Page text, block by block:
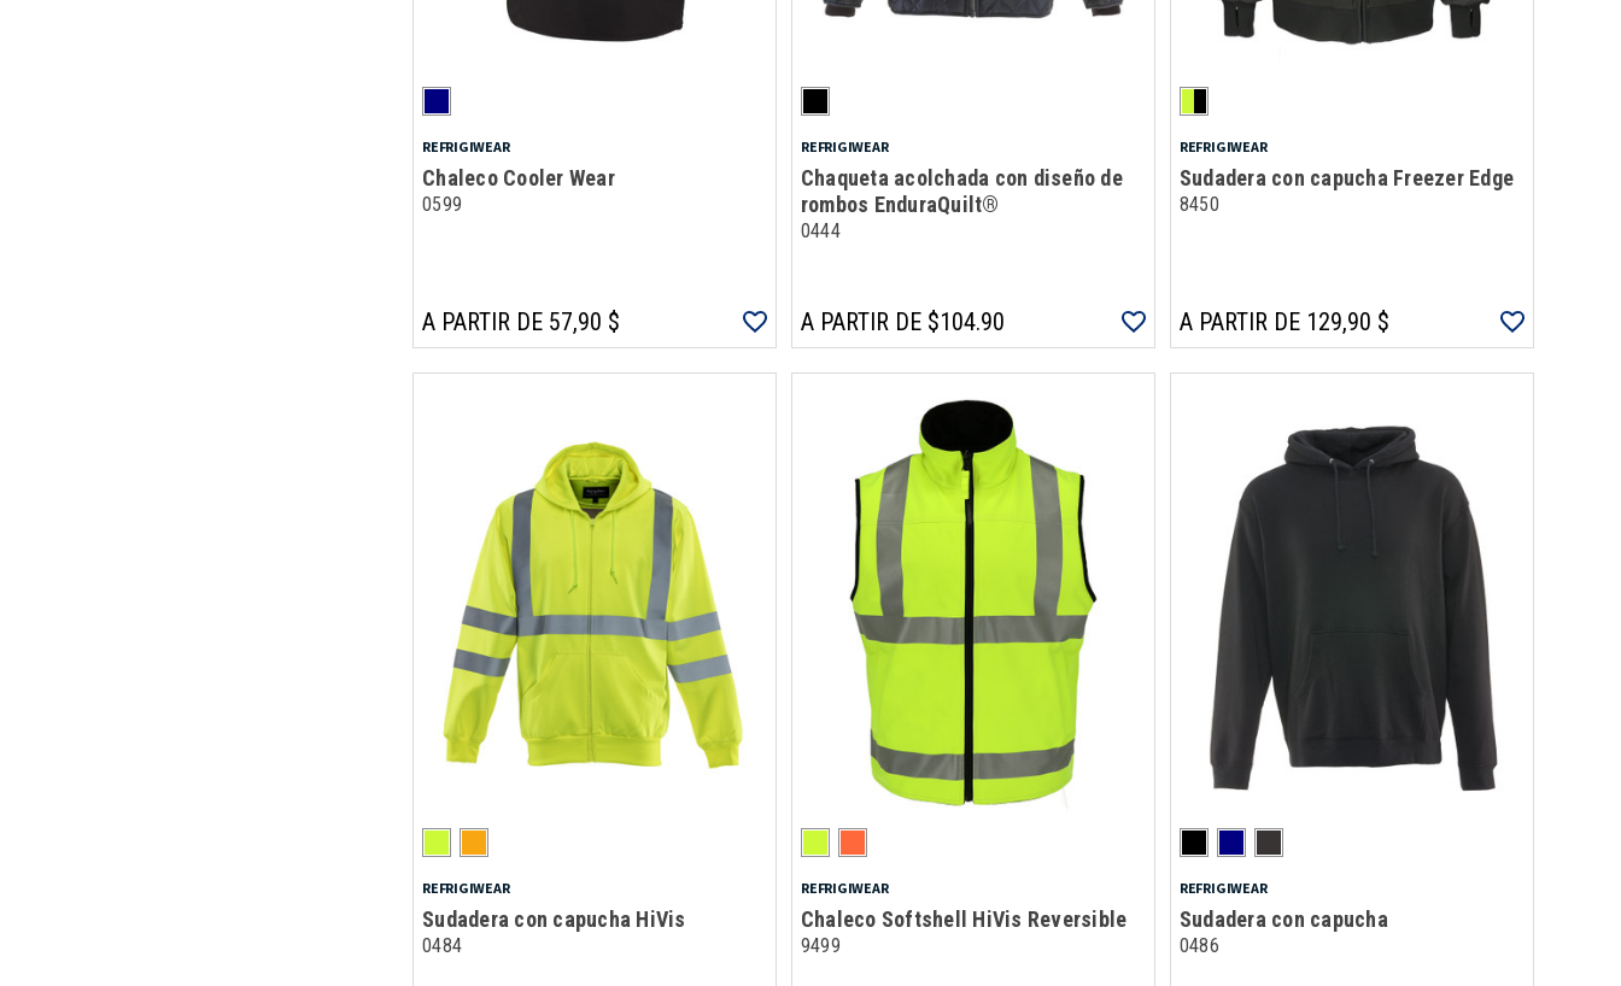
REFRIGIWEAR
Chaleco Cooler Wear
0599
A PARTIR DE 57,90 $
REFRIGIWEAR
Chaqueta acolchada con diseño de
rombos EnduraQuilt®
0444
A PARTIR DE $104.90
REFRIGIWEAR
Sudadera con capucha Freezer Edge
8450
A PARTIR DE 129,90 $
REFRIGIWEAR
Sudadera con capucha HiVis
0484
REFRIGIWEAR
Chaleco Softshell HiVis Reversible
9499
REFRIGIWEAR
Sudadera con capucha
0486